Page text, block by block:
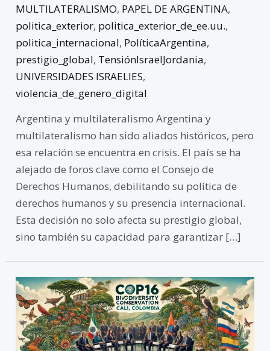
MULTILATERALISMO, PAPEL DE ARGENTINA,
politica_exterior, politica_exterior_de_ee.uu.,
politica_internacional, PolíticaArgentina,
prestigio_global, TensiónIsraelJordania,
UNIVERSIDADES ISRAELIES,
violencia_de_genero_digital
Argentina y multilateralismo Argentina y
multilateralismo han sido aliados históricos, pero
esa relación se encuentra en crisis. El país se ha
alejado de foros clave como el Consejo de
Derechos Humanos, debilitando su política de
derechos humanos y su presencia internacional.
Esta decisión no solo afecta su prestigio global,
sino también su capacidad para garantizar […]
COP16
en
Cali,
Colombia